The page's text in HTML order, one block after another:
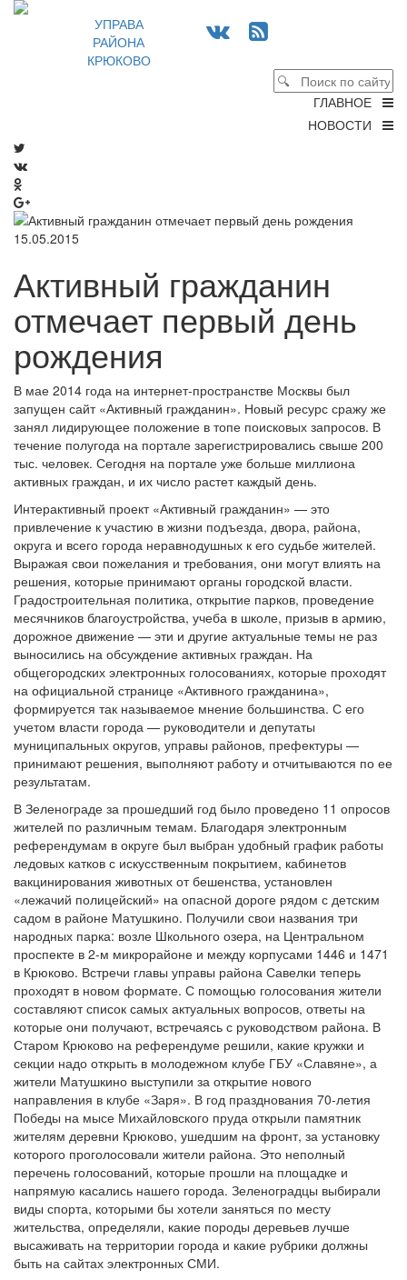
УПРАВА
РАЙОНА
КРЮКОВО
ГЛАВНОЕ
НОВОСТИ
15.05.2015
Активный гражданин
отмечает первый день
рождения
В мае 2014 года на интернет-пространстве Москвы был
запущен сайт «Активный гражданин». Новый ресурс сражу же
занял лидирующее положение в топе поисковых запросов. В
течение полугода на портале зарегистрировались свыше 200
тыс. человек. Сегодня на портале уже больше миллиона
активных граждан, и их число растет каждый день.
Интерактивный проект «Активный гражданин» — это
привлечение к участию в жизни подъезда, двора, района,
округа и всего города неравнодушных к его судьбе жителей.
Выражая свои пожелания и требования, они могут влиять на
решения, которые принимают органы городской власти.
Градостроительная политика, открытие парков, проведение
месячников благоустройства, учеба в школе, призыв в армию,
дорожное движение — эти и другие актуальные темы не раз
выносились на обсуждение активных граждан. На
общегородских электронных голосованиях, которые проходят
на официальной странице «Активного гражданина»,
формируется так называемое мнение большинства. С его
учетом власти города — руководители и депутаты
муниципальных округов, управы районов, префектуры —
принимают решения, выполняют работу и отчитываются по ее
результатам.
В Зеленограде за прошедший год было проведено 11 опросов
жителей по различным темам. Благодаря электронным
референдумам в округе был выбран удобный график работы
ледовых катков с искусственным покрытием, кабинетов
вакцинирования животных от бешенства, установлен
«лежачий полицейский» на опасной дороге рядом с детским
садом в районе Матушкино. Получили свои названия три
народных парка: возле Школьного озера, на Центральном
проспекте в 2-м микрорайоне и между корпусами 1446 и 1471
в Крюково. Встречи главы управы района Савелки теперь
проходят в новом формате. С помощью голосования жители
составляют список самых актуальных вопросов, ответы на
которые они получают, встречаясь с руководством района. В
Старом Крюково на референдуме решили, какие кружки и
секции надо открыть в молодежном клубе ГБУ «Славяне», а
жители Матушкино выступили за открытие нового
направления в клубе «Заря». В год празднования 70-летия
Победы на мысе Михайловского пруда открыли памятник
жителям деревни Крюково, ушедшим на фронт, за установку
которого проголосовали жители района. Это неполный
перечень голосований, которые прошли на площадке и
напрямую касались нашего города. Зеленоградцы выбирали
виды спорта, которыми бы хотели заняться по месту
жительства, определяли, какие породы деревьев лучше
высаживать на территории города и какие рубрики должны
быть на сайтах электронных СМИ.